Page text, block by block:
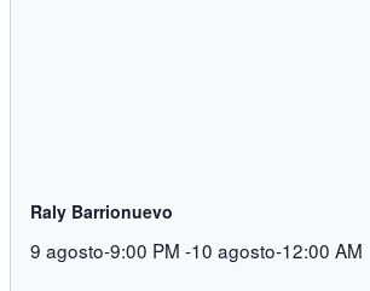
Raly Barrionuevo
9 agosto-9:00 PM -10 agosto-12:00 AM